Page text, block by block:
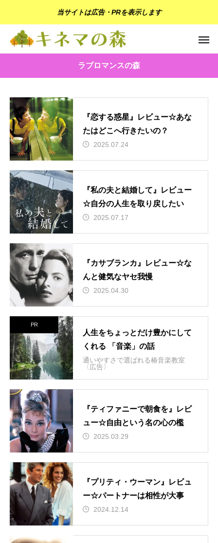
当サイトは広告・PRを表示します
ラブロマンスの森
『恋する惑星』レビュー☆あな
たはどこへ行きたいの？
2025.07.24
『私の夫と結婚して』レビュー
☆自分の人生を取り戻したい
2025.07.17
『カサブランカ』レビュー☆な
んと健気なヤセ我慢
2025.04.30
PR
人生をちょっとだけ豊かにして
くれる 「音楽」の話
通いやすさで選ばれる椿音楽教室
〈広告〉
『ティファニーで朝食を』レビ
ュー☆自由という名の心の檻
2025.03.29
『プリティ・ウーマン』レビュ
ー☆パートナーは相性が大事
2024.12.14